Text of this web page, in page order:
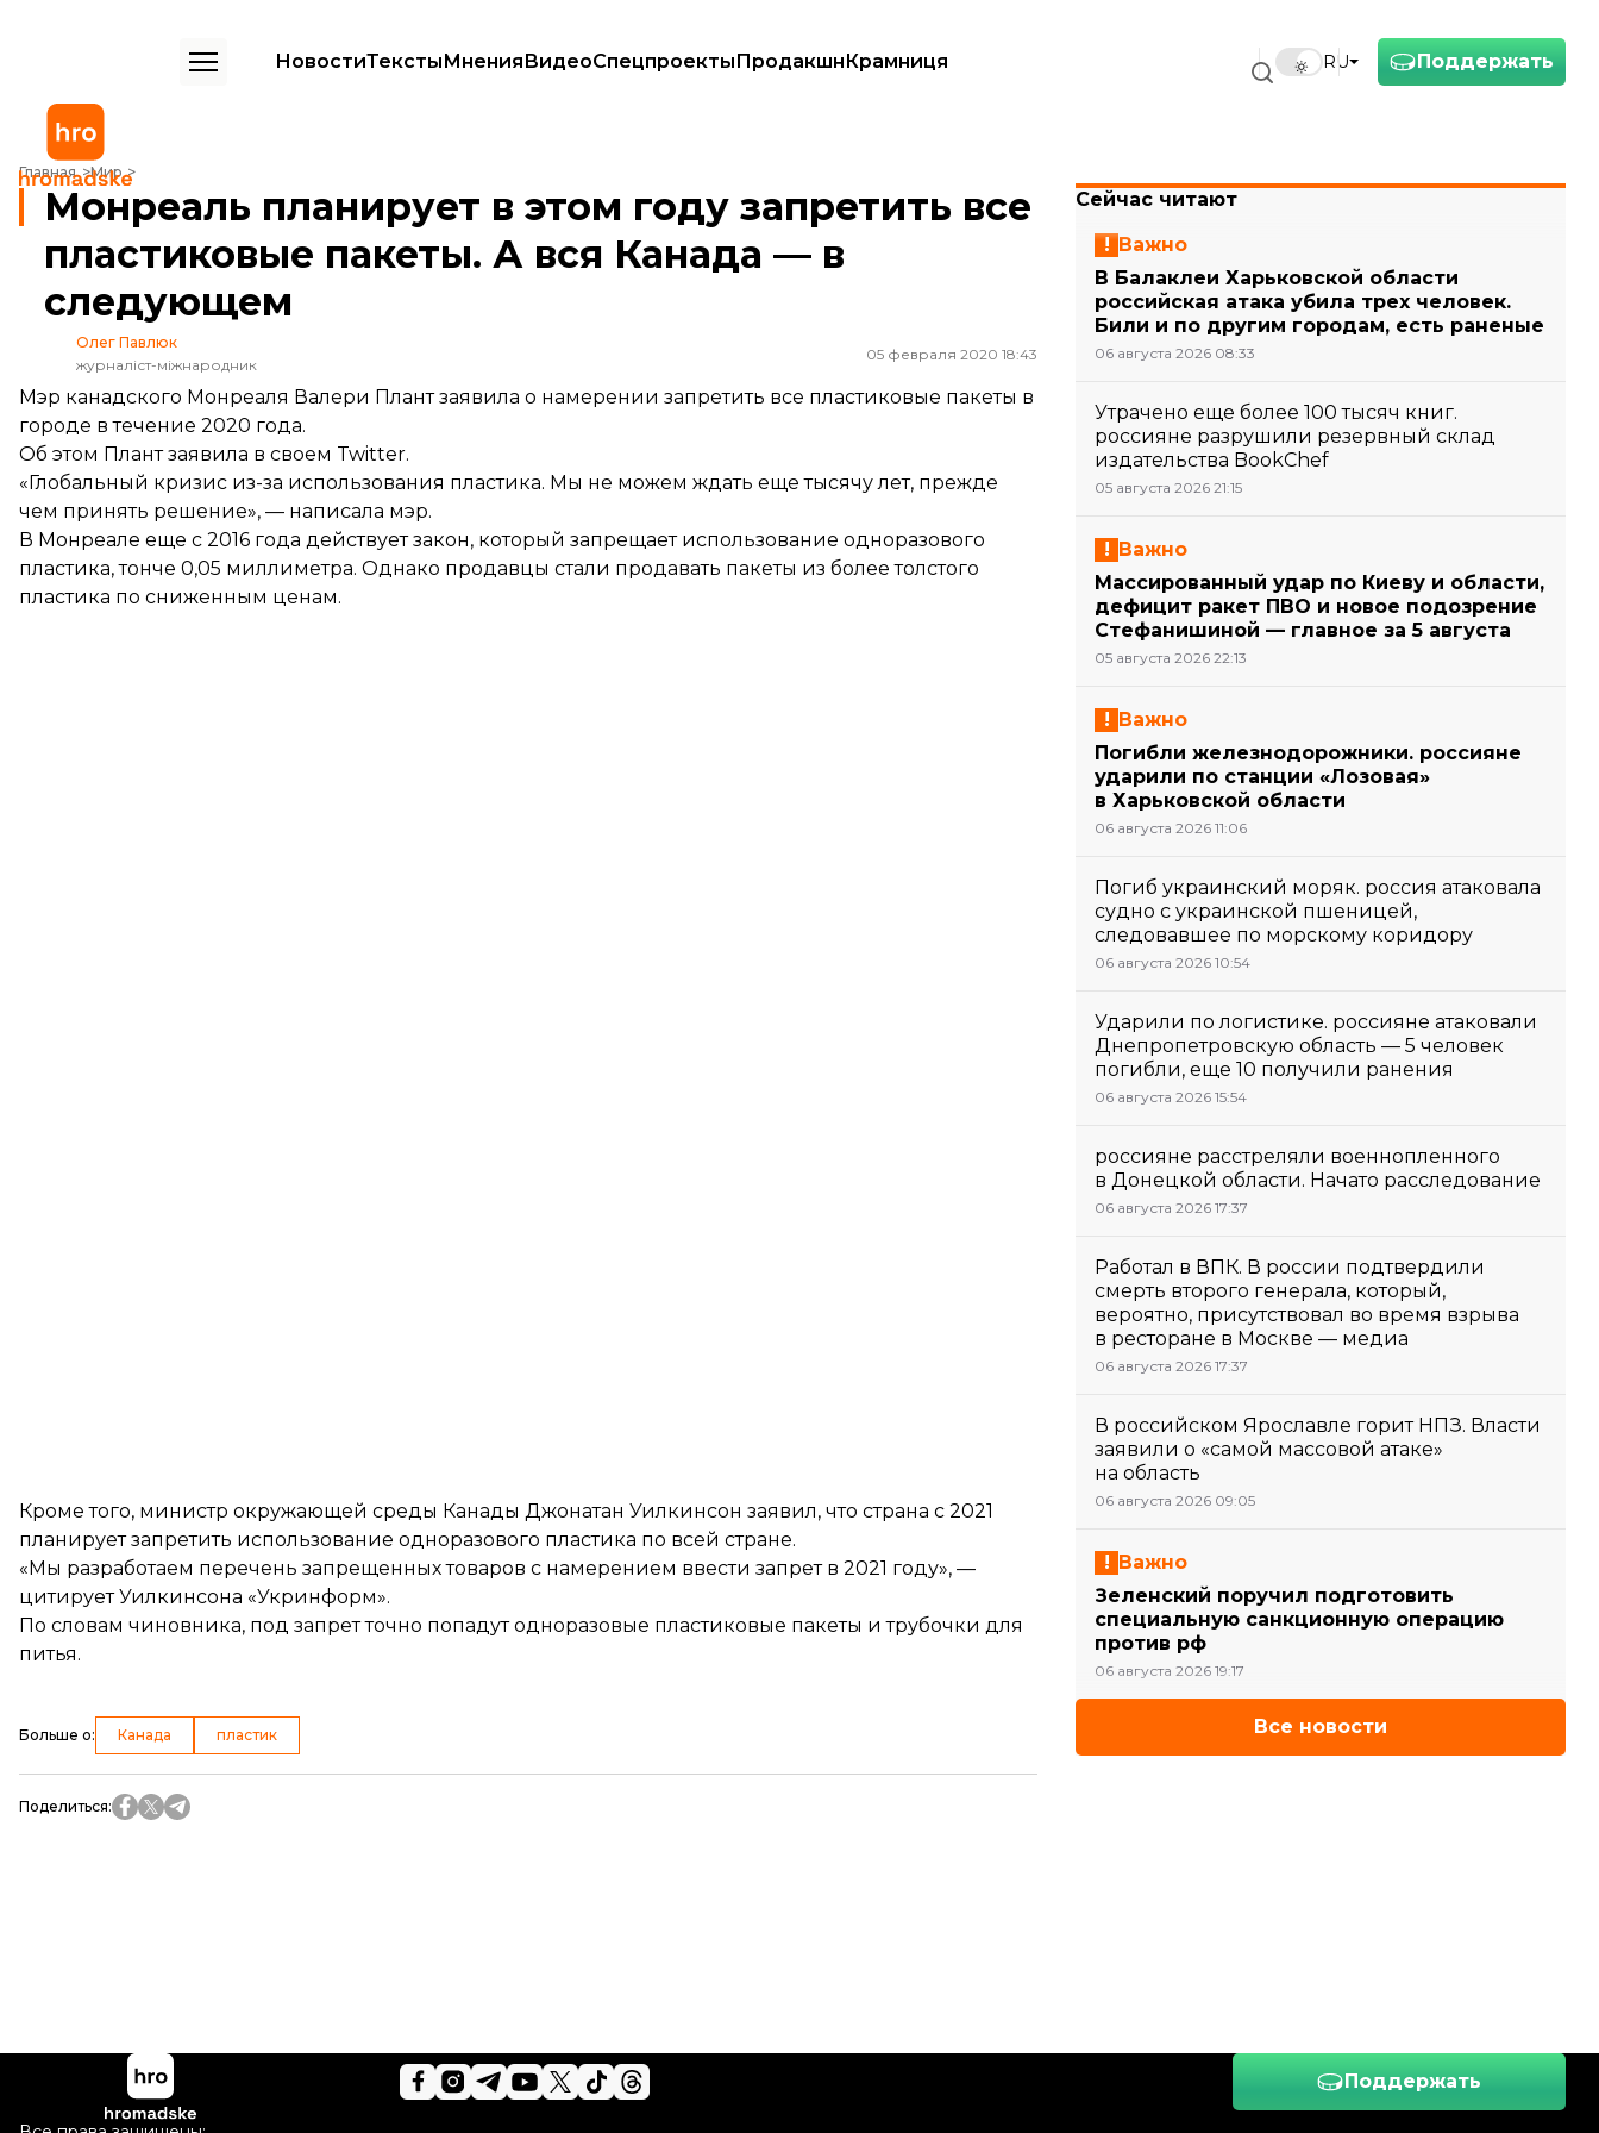
Поддержать
RU
НовостиТекстыМненияВидеоСпецпроектыПродакшнКрамниця
Главная Мир
Монреаль планирует в этом году запретить все пластиковые пакеты. А вся Канада — в следующем
Монреаль планирует в этом году запретить все
пластиковые пакеты. А вся Канада — в
следующем
Олег Павлюк
журналіст-міжнародник
05 февраля 2020 18:43
Мэр канадского Монреаля Валери Плант заявила о намерении запретить все пластиковые пакеты в
городе в течение 2020 года.
Об этом Плант заявила в своем Twitter.
«Глобальный кризис из-за использования пластика. Мы не можем ждать еще тысячу лет, прежде
чем принять решение», — написала мэр.
В Монреале еще с 2016 года действует закон, который запрещает использование одноразового
пластика, тонче 0,05 миллиметра. Однако продавцы стали продавать пакеты из более толстого
пластика по сниженным ценам.
Кроме того, министр окружающей среды Канады Джонатан Уилкинсон заявил, что страна с 2021
планирует запретить использование одноразового пластика по всей стране.
«Мы разработаем перечень запрещенных товаров с намерением ввести запрет в 2021 году», —
цитируетУилкинсона «Укринформ».
По словам чиновника, под запрет точно попадут одноразовые пластиковые пакеты и трубочки для
питья.
Больше о: Канада пластик
Поделиться:
Сейчас читают
Важно
В Балаклеи Харьковской области
российская атака убила трех человек.
Били и по другим городам, есть раненые
06 августа 2026 08:33
Утрачено еще более 100 тысяч книг.
россияне разрушили резервный склад
издательства BookChef
05 августа 2026 21:15
Важно
Массированный удар по Киеву и области,
дефицит ракет ПВО и новое подозрение
Стефанишиной — главное за 5 августа
05 августа 2026 22:13
Важно
Погибли железнодорожники. россияне
ударили по станции «Лозовая»
в Харьковской области
06 августа 2026 11:06
Погиб украинский моряк. россия атаковала
судно с украинской пшеницей,
следовавшее по морскому коридору
06 августа 2026 10:54
Ударили по логистике. россияне атаковали
Днепропетровскую область — 5 человек
погибли, еще 10 получили ранения
06 августа 2026 15:54
россияне расстреляли военнопленного
в Донецкой области. Начато расследование
06 августа 2026 17:37
Работал в ВПК. В россии подтвердили
смерть второго генерала, который,
вероятно, присутствовал во время взрыва
в ресторане в Москве — медиа
06 августа 2026 17:37
В российском Ярославле горит НПЗ. Власти
заявили о «самой массовой атаке»
на область
06 августа 2026 09:05
Важно
Зеленский поручил подготовить
специальную санкционную операцию
против рф
06 августа 2026 19:17
Все новости
Поддержать